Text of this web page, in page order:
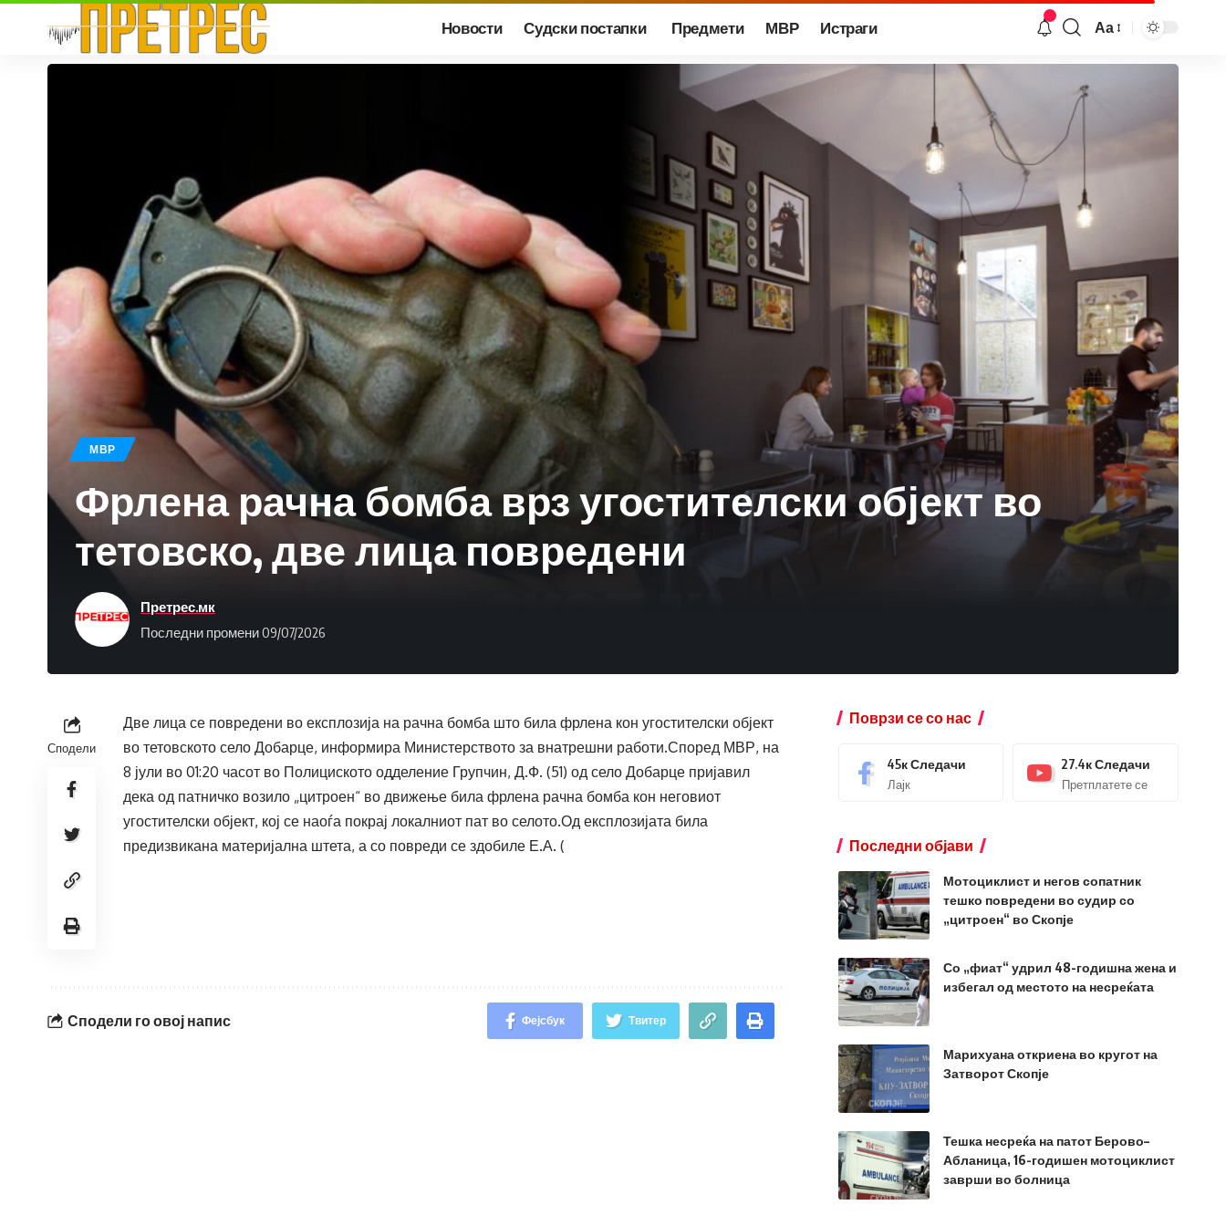
Новости Судски постапки Предмети МВР Истраги Аа
МВР
Фрлена рачна бомба врз угостителски објект во
тетовско, две лица повредени
Последни промени 09/07/2026
Претрес.мк
Сподели
Две лица се повредени во експлозија на рачна бомба што била фрлена кон угостителски објект
во тетовското село Добарце, информира Министерството за внатрешни работи.Според МВР, на
8 јули во 01:20 часот во Полициското одделение Групчин, Д.Ф. (51) од село Добарце пријавил
дека од патничко возило „цитроен“ во движење била фрлена рачна бомба кон неговиот
угостителски објект, кој се наоѓа покрај локалниот пат во селото.Од експлозијата била
предизвикана материјална штета, а со повреди се здобиле Е.А. (
Сподели го овој напис Фејсбук Твитер
Поврзи се со нас
45кСледачи
Лајк
27.4кСледачи
Претплатете се
Последни објави
Мотоциклист и негов сопатник
тешко повредени во судир со
„цитроен“ во Скопје
Со „фиат“ удрил 48-годишна жена и
избегал од местото на несреќата
Марихуана откриена во кругот на
Затворот Скопје
Тешка несреќа на патот Берово–
Абланица, 16-годишен мотоциклист
заврши во болница